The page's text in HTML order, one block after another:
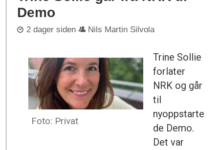
Demo
2 dager siden Nils Martin Silvola
Foto: Privat
Trine Sollie
forlater
NRK og går
til
nyoppstarte
de Demo.
Det var